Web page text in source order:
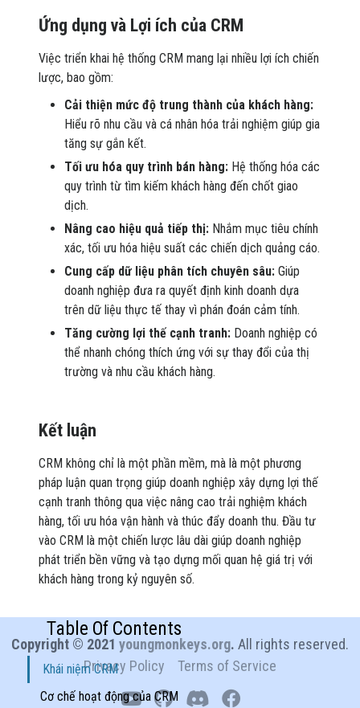
Ứng dụng và Lợi ích của CRM
Việc triển khai hệ thống CRM mang lại nhiều lợi ích chiến
lược, bao gồm:
Cải thiện mức độ trung thành của khách hàng:
Hiểu rõ nhu cầu và cá nhân hóa trải nghiệm giúp gia
tăng sự gắn kết.
Tối ưu hóa quy trình bán hàng: Hệ thống hóa các
quy trình từ tìm kiếm khách hàng đến chốt giao
dịch.
Nâng cao hiệu quả tiếp thị: Nhắm mục tiêu chính
xác, tối ưu hóa hiệu suất các chiến dịch quảng cáo.
Cung cấp dữ liệu phân tích chuyên sâu: Giúp
doanh nghiệp đưa ra quyết định kinh doanh dựa
trên dữ liệu thực tế thay vì phán đoán cảm tính.
Tăng cường lợi thế cạnh tranh: Doanh nghiệp có
thể nhanh chóng thích ứng với sự thay đổi của thị
trường và nhu cầu khách hàng.
Kết luận
CRM không chỉ là một phần mềm, mà là một phương
pháp luận quan trọng giúp doanh nghiệp xây dựng lợi thế
cạnh tranh thông qua việc nâng cao trải nghiệm khách
hàng, tối ưu hóa vận hành và thúc đẩy doanh thu. Đầu tư
vào CRM là một chiến lược lâu dài giúp doanh nghiệp
phát triển bền vững và tạo dựng mối quan hệ giá trị với
khách hàng trong kỷ nguyên số.
Table Of Contents
Khái niệm CRM
Cơ chế hoạt động của CRM
Copyright © 2021 youngmonkeys.org. All rights reserved.
Privacy Policy
Terms of Service